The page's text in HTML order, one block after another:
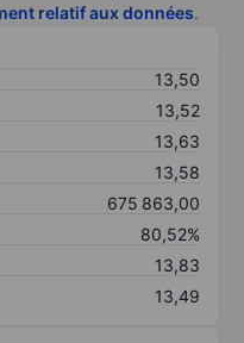
relatif aux données.
13,50
13,52
13,63
13,58
675 863,00
80,52%
13,83
13,49